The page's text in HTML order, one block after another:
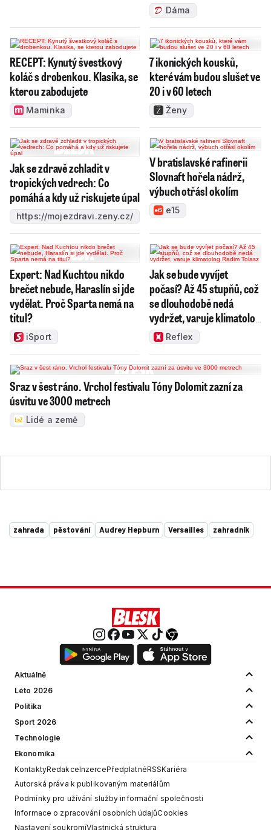
Dáma
RECEPT: Kynutý švestkový
koláč s drobenkou. Klasika, se
kterou zabodujete
Maminka
7 ikonických kousků,
které vám budou slušet ve
20 i v 60 letech
Ženy
Jak se zdravě zchladit v
tropických vedrech: Co
pomáhá a kdy už riskujete úpal
https://mojezdravi.zeny.cz/
V bratislavské rafinerii
Slovnaft hořela nádrž,
výbuch otřásl okolím
e15
Expert: Nad Kuchtou nikdo
brečet nebude, Haraslín si jde
vydělat. Proč Sparta nemá na
titul?
iSport
Jak se bude vyvíjet
počasí? Až 45 stupňů, což
se dlouhodobě nedá
vydržet, varuje klimatolog
Radim Tolasz
Reflex
Sraz v šest ráno. Vrchol festivalu Tóny Dolomit zazní za
úsvitu ve 3000 metrech
Lidé a země
zahrada pěstování Audrey Hepburn Versailles zahradník
Aktuálně
Léto 2026
Politika
Sport 2026
Technologie
Ekonomika
KontaktyRedakceInzercePředplatnéRSSKariéra
Autorská práva k publikovaným materiálům
Podmínky pro užívání služby informační společnosti
Informace o zpracování osobních údajůCookies
Nastavení soukromíVlastnická struktura